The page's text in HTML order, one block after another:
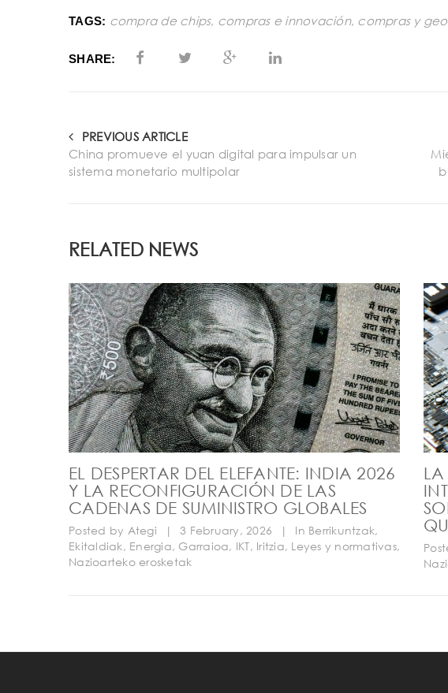
TAGS: compra de chips, compras e innovación, compras y
SHARE:
PREVIOUS ARTICLE
China promueve el yuan digital para impulsar un
sistema monetario multipolar
RELATED NEWS
EL DESPERTAR DEL ELEFANTE: INDIA 2026
Y LA RECONFIGURACIÓN DE LAS
CADENAS DE SUMINISTRO GLOBALES
Posted by Ategi | 3 February, 2026 | In Berrikuntzak,
Ekitaldiak, Energia, Garraioa, IKT, Iritzia, Leyes y normativas,
Nazioarteko erosketak